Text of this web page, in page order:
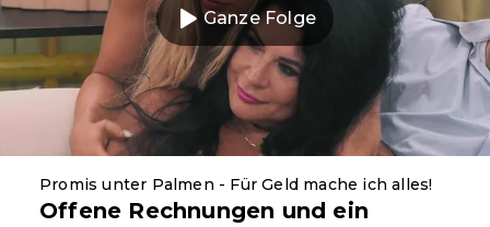
Ganze Folge
Promis unter Palmen - Für Geld mache ich alles!
Offene Rechnungen und ein